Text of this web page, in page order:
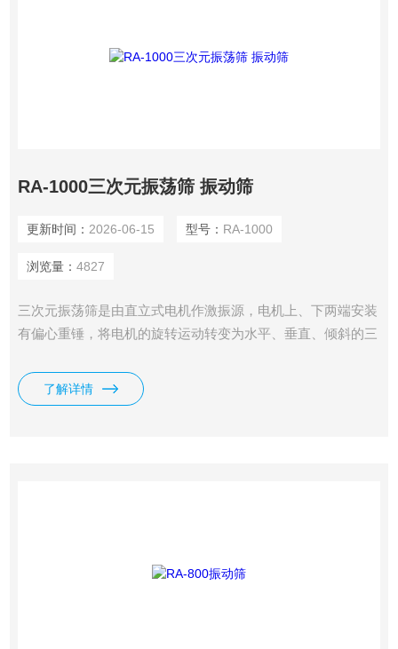
RA-1000三次元振荡筛 振动筛
更新时间： 2026-06-15 型号： RA-1000
浏览量： 4827
三次元振荡筛是由直立式电机作激振源，电机上、下两端安装
有偏心重锤，将电机的旋转运动转变为水平、垂直、倾斜的三
荡筛调节上、下两端的相位角，可以改变物料在筛面上的运动
轨迹
了解详情